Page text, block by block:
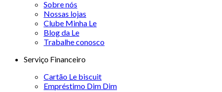
Sobre nós
Nossas lojas
Clube Minha Le
Blog da Le
Trabalhe conosco
Serviço Financeiro
Cartão Le biscuit
Empréstimo Dim Dim